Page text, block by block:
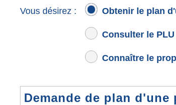
Vous désirez : Obtenir le plan
Consulter le
Connaître le
Demande de plan